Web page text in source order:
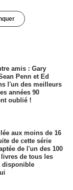
amis : Gary
Penn et Ed
l'un des meilleurs
années 90
oublié !
aux moins de 16
de cette série
de l'un des 100
de tous les
disponible